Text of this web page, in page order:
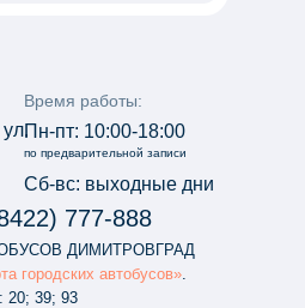
ул.
ДИМИТРОВГРАД
городских автобусов».
20; 39; 93
Время работы:
Пн-пт: 10:00-18:00
Сб-вс: выходные дни
777-888
по предварительной записи